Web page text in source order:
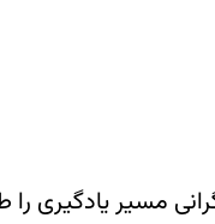
مسیر یادگیری را